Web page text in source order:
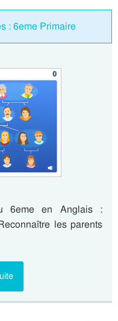
: 6eme Primaire
6eme en Anglais :
les parents